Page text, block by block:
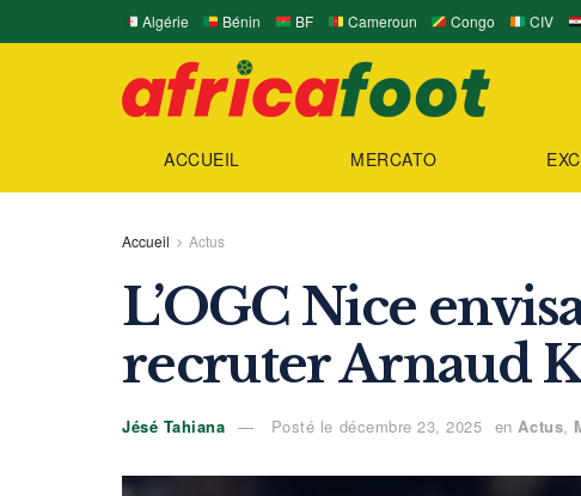
Algérie Bénin BF Cameroun Congo CIV
ACCUEIL MERCATO
Accueil Actus
L’OGC Nice
recruter Arnaud
Jésé Tahiana Posté le décembre 23, 2025 en Actus,